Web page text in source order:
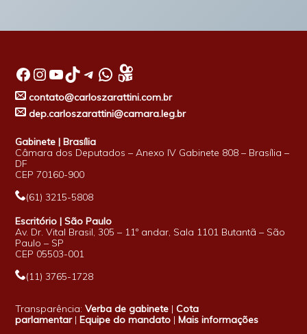
Facebook InstagramYoutube TikTok Telegram WhatsApp
contato@carloszarattini.com.br
dep.carloszarattini@camara.leg.br
Gabinete | Brasília
Câmara dos Deputados – Anexo IV Gabinete 808 – Brasília –
DF
CEP 70160-900
(61) 3215-5808
Escritório | São Paulo
Av. Dr. Vital Brasil, 305 – 11º andar, Sala 1101 Butantã – São
Paulo – SP
CEP 05503-001
(11) 3765-1728
Transparência:Verba de gabinete |Cota
parlamentar|Equipe do mandato |Mais informações